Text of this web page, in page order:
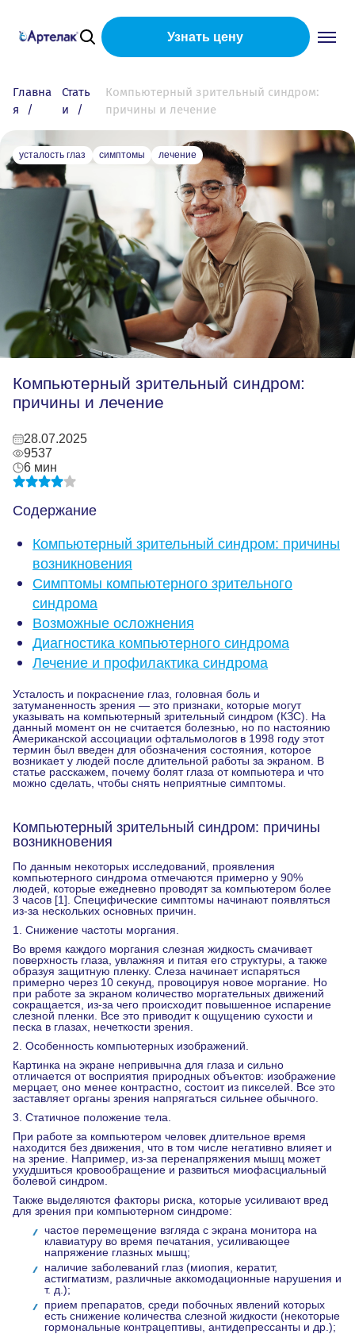
Узнать цену
Главна
я
Стать
и
Компьютерный зрительный синдром:
причины и лечение
усталость глаз симптомы лечение
Компьютерный зрительный синдром:
причины и лечение
28.07.2025
9537
6 мин
Содержание
Компьютерный зрительный синдром: причины
возникновения
Симптомы компьютерного зрительного
синдрома
Возможные осложнения
Диагностика компьютерного синдрома
Лечение и профилактика синдрома
Усталость и покраснение глаз, головная боль и
затуманенность зрения — это признаки, которые могут
указывать на компьютерный зрительный синдром (КЗС). На
данный момент он не считается болезнью, но по настоянию
Американской ассоциации офтальмологов в 1998 году этот
термин был введен для обозначения состояния, которое
возникает у людей после длительной работы за экраном. В
статье расскажем, почему болят глаза от компьютера и что
можно сделать, чтобы снять неприятные симптомы.
Компьютерный зрительный синдром: причины
возникновения
По данным некоторых исследований, проявления
компьютерного синдрома отмечаются примерно у 90%
людей, которые ежедневно проводят за компьютером более
3 часов [1]. Специфические симптомы начинают появляться
из-за нескольких основных причин.
1. Снижение частоты моргания.
Во время каждого моргания слезная жидкость смачивает
поверхность глаза, увлажняя и питая его структуры, а также
образуя защитную пленку. Слеза начинает испаряться
примерно через 10 секунд, провоцируя новое моргание. Но
при работе за экраном количество моргательных движений
сокращается, из-за чего происходит повышенное испарение
слезной пленки. Все это приводит к ощущению сухости и
песка в глазах, нечеткости зрения.
2. Особенность компьютерных изображений.
Картинка на экране непривычна для глаза и сильно
отличается от восприятия природных объектов: изображение
мерцает, оно менее контрастно, состоит из пикселей. Все это
заставляет органы зрения напрягаться сильнее обычного.
3. Статичное положение тела.
При работе за компьютером человек длительное время
находится без движения, что в том числе негативно влияет и
на зрение. Например, из-за перенапряжения мышц может
ухудшиться кровообращение и развиться миофасциальный
болевой синдром.
Также выделяются факторы риска, которые усиливают вред
для зрения при компьютерном синдроме:
частое перемещение взгляда с экрана монитора на
клавиатуру во время печатания, усиливающее
напряжение глазных мышц;
наличие заболеваний глаз (миопия, кератит,
астигматизм, различные аккомодационные нарушения и
т. д.);
прием препаратов, среди побочных явлений которых
есть снижение количества слезной жидкости (некоторые
гормональные контрацептивы, антидепрессанты и др.);